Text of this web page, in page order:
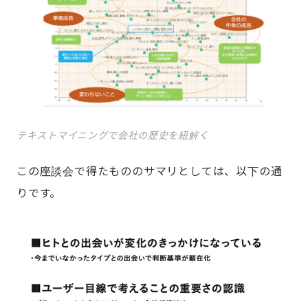
テキストマイニングで会社の歴史を紐解く
この座談会で得たもののサマリとしては、以下の通
りです。